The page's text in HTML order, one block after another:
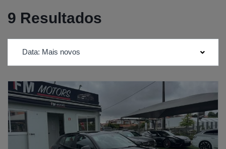
9 Resultados
Data: Mais novos